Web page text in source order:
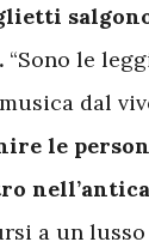
“Sono le
dal
le
a un